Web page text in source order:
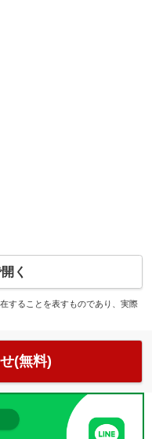
く
することを表すものであり、実際
(無料)